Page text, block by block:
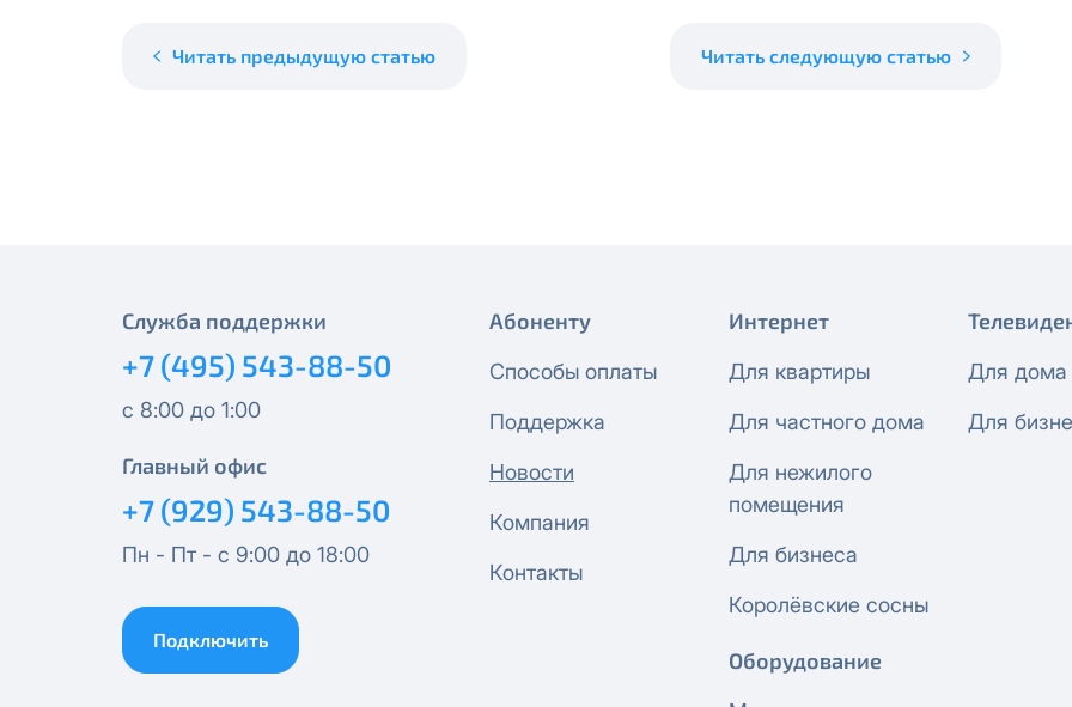
Читать предыдущую статью Читать следующую статью
Служба поддержки
+7 (495) 543-88-50
с 8:00 до 1:00
Главный офис
+7 (929) 543-88-50
Пн - Пт - с 9:00 до 18:00
Подключить
Абоненту
Способы оплаты
Поддержка
Новости
Компания
Контакты
Интернет
Для квартиры
Для частного дома
Для нежилого
помещения
Для бизнеса
Королёвские сосны
Для дома
Для
Оборудование
Публичный Новый
Коммерческий Лайт
МойДом1000*